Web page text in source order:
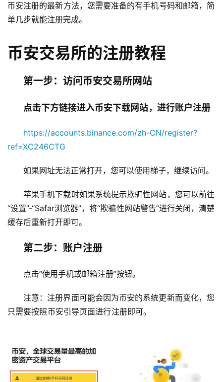
币安注册的最新方法，您需要准备的有手机号码和邮箱，简
单几步就能注册完成。
币安交易所的注册教程
第一步：访问币安交易所网站
点击下方链接进入币安下载网站，进行账户注册
https://accounts.binance.com/zh-CN/register?
ref=XC246CTG
如果网址无法正常打开，您可以使用梯子，继续访问。
苹果手机下载时如果系统提示欺骗性网站，您可以前往
“设置”-“Safar浏览器”，将“欺骗性网站警告”进行关闭，清楚
缓存后重新打开即可。
第二步：账户注册
点击“使用手机或邮箱注册”按钮。
注意：注册界面可能会因为币安的系统更新而变化，您
只需要按照币安引导页面进行注册即可。